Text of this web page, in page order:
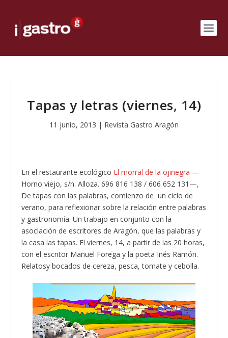
Tapas y letras (viernes, 14)
11 junio, 2013 | Revista Gastro Aragón
En el restaurante ecológico El morral de la ojinegra —
Horno viejo, s/n. Alloza. 696 816 138 / 606 652 131—,
De tapas con las palabras, comienzo de un ciclo de
verano, para reflexionar sobre la relación entre palabras
y gastronomía. Un trabajo en conjunto con la
asociación de escritores de Aragón, que las palabras y
la casa las tapas. El viernes, 14, a partir de las 20 horas,
con el escritor Manuel Forega y la poeta Inés Ramón.
Relatosy bocados de cereza, pesca, tomate y cebolla.